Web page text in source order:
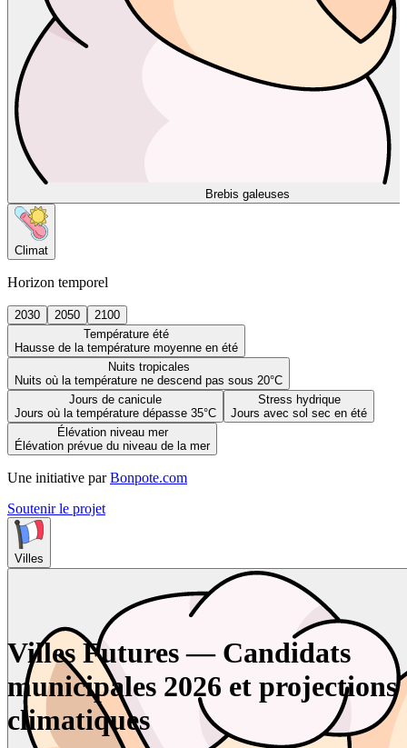
Brebis galeuses
Climat
Horizon temporel
2030 2050
2100
Température été
Hausse de la température moyenne en été
Nuits tropicales
Nuits où la température ne descend pas sous 20°C
Jours de canicule
Jours où la température dépasse 35°C
Stress hydrique
Jours avec sol sec en été
Élévation niveau mer
Élévation prévue du niveau de la mer
Une initiative par Bonpote.com
Soutenir le projet
Villes
Villes Futures — Candidats
municipales 2026 et projections
climatiques